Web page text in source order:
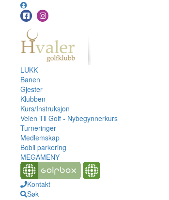
LUKK
Banen
Gjester
Klubben
Kurs/Instruksjon
Veien Til Golf - Nybegynnerkurs
Turneringer
Medlemskap
Bobil parkering
MEGAMENY
Kontakt
Søk